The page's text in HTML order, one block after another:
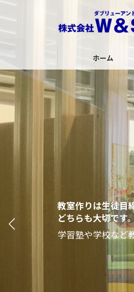
ス
キ
ッ
ン
に
移
ホーム
教室作りは生徒目
どちらも大切です
学習塾や学校など
教室作りは生徒目
どちらも大切です
学習塾や学校など
教室作りは生徒目
どちらも大切です
学習塾や学校など